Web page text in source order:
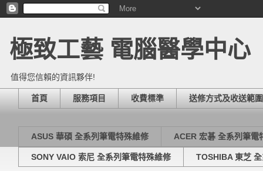
極致工藝 電腦醫學中心
值得您信賴的資訊夥伴!
首頁 服務項目 收費標準 送修方式及收送範圍
ASUS 華碩 全系列筆電特殊維修 ACER 宏碁 全系列筆電
SONY VAIO 索尼 全系列筆電特殊維修 TOSHIBA 東芝